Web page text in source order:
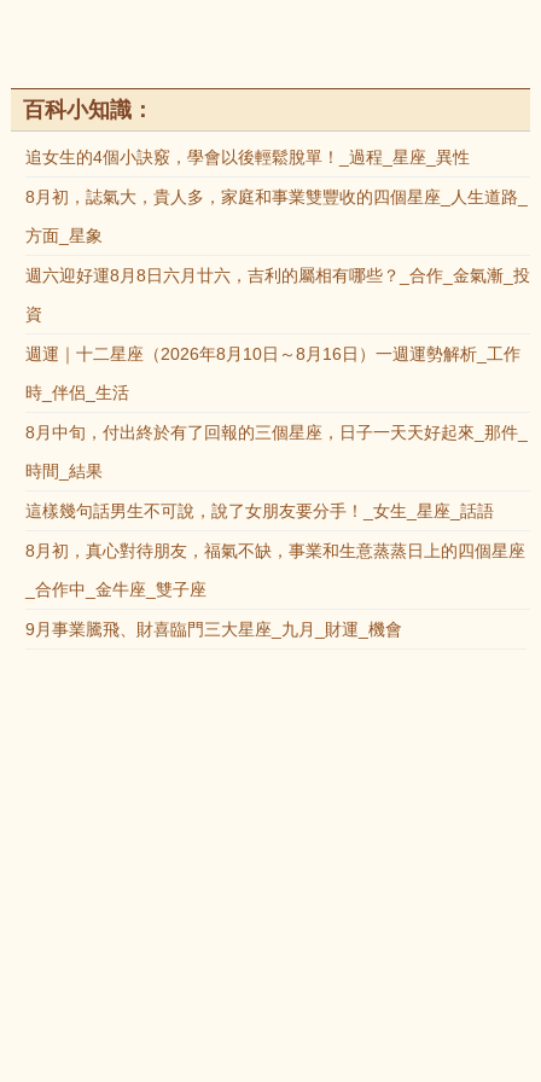
百科小知識：
追女生的4個小訣竅，學會以後輕鬆脫單！_過程_星座_異性
8月初，誌氣大，貴人多，家庭和事業雙豐收的四個星座_人生道路_
方面_星象
週六迎好運8月8日六月廿六，吉利的屬相有哪些？_合作_金氣漸_投
資
週運｜十二星座（2026年8月10日～8月16日）一週運勢解析_工作
時_伴侶_生活
8月中旬，付出終於有了回報的三個星座，日子一天天好起來_那件_
時間_結果
這樣幾句話男生不可說，說了女朋友要分手！_女生_星座_話語
8月初，真心對待朋友，福氣不缺，事業和生意蒸蒸日上的四個星座
_合作中_金牛座_雙子座
9月事業騰飛、財喜臨門三大星座_九月_財運_機會